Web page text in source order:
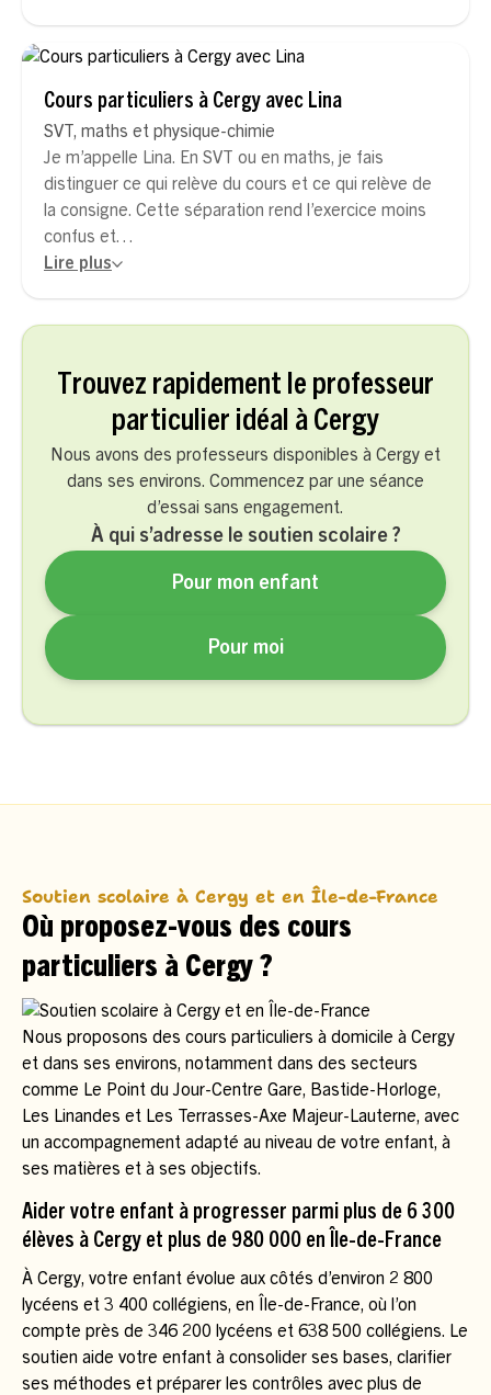
Trouvez rapidement le professeur
particulier idéal à Cergy
Nous avons des professeurs disponibles à Cergy et
dans ses environs. Commencez par une séance
d’essai sans engagement.
À qui s’adresse le soutien scolaire ?
Pour mon enfant
Pour moi
Cours particuliers à Cergy avec Lina
SVT, maths et physique-chimie
Je m’appelle Lina. En SVT ou en maths, je fais
distinguer ce qui relève du cours et ce qui relève de
la consigne. Cette séparation rend l’exercice moins
confus et…
Lire plus
Soutien scolaire à Cergy et en Île-de-France
Où proposez-vous des cours
particuliers à Cergy ?
Nous proposons des cours particuliers à domicile à Cergy
et dans ses environs, notamment dans des secteurs
comme Le Point du Jour-Centre Gare, Bastide-Horloge,
Les Linandes et Les Terrasses-Axe Majeur-Lauterne, avec
un accompagnement adapté au niveau de votre enfant, à
ses matières et à ses objectifs.
Aider votre enfant à progresser parmi plus de 6 300
élèves à Cergy et plus de 980 000 en Île-de-France
À Cergy, votre enfant évolue aux côtés d’environ 2 800
lycéens et 3 400 collégiens, en Île-de-France, où l’on
compte près de 346 200 lycéens et 638 500 collégiens. Le
soutien aide votre enfant à consolider ses bases, clarifier
ses méthodes et préparer les contrôles avec plus de